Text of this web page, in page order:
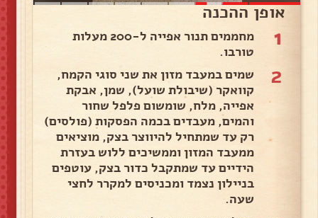
אופן ההכנה
1
מחממים תנור אפייה ל-200 מעלות
טורבו.
2
שמים במעבד מזון את שני סוגי הקמח,
קוואקר (שיבולת שועל), שמן, אבקת
אפייה, מלח, שומשום פלפל שחור
והמים, מעבדים בכמה הפסקות (פולסים)
רק עד שמתחיל להיווצר בצק, מוציאים
ממעבד המזון וממשיכים ללוש בעזרת
הידיים עד שמתקבל כדור בצק, עוטפים
בניילון נצמד ומכניסים למקרר לחצי
שעה.